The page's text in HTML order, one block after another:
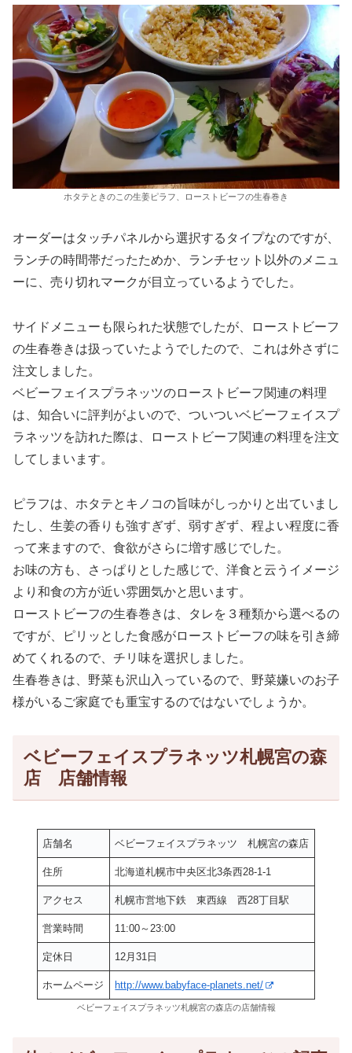
ホタテときのこの生姜ピラフ、ローストビーフの生春巻き
オーダーはタッチパネルから選択するタイプなのですが、
ランチの時間帯だったためか、ランチセット以外のメニュ
ーに、売り切れマークが目立っているようでした。
サイドメニューも限られた状態でしたが、ローストビーフ
の生春巻きは扱っていたようでしたので、これは外さずに
注文しました。
ベビーフェイスプラネッツのローストビーフ関連の料理
は、知合いに評判がよいので、ついついベビーフェイスプ
ラネッツを訪れた際は、ローストビーフ関連の料理を注文
してしまいます。
ピラフは、ホタテとキノコの旨味がしっかりと出ていまし
たし、生姜の香りも強すぎず、弱すぎず、程よい程度に香
って来ますので、食欲がさらに増す感じでした。
お味の方も、さっぱりとした感じで、洋食と云うイメージ
より和食の方が近い雰囲気かと思います。
ローストビーフの生春巻きは、タレを３種類から選べるの
ですが、ピリッとした食感がローストビーフの味を引き締
めてくれるので、チリ味を選択しました。
生春巻きは、野菜も沢山入っているので、野菜嫌いのお子
様がいるご家庭でも重宝するのではないでしょうか。
ベビーフェイスプラネッツ札幌宮の森
店 店舗情報
店舗名 ベビーフェイスプラネッツ 札幌宮の森店
住所 北海道札幌市中央区北3条西28-1-1
アクセス 札幌市営地下鉄 東西線 西28丁目駅
営業時間 11:00～23:00
定休日 12月31日
ホームページ http://www.babyface-planets.net/
ベビーフェイスプラネッツ札幌宮の森店の店舗情報